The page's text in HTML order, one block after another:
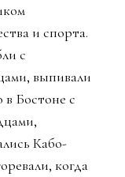
и спорта.
с
выпивали
в Бостоне с
Кабо-
когда